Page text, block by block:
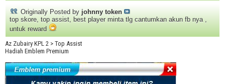
Originally Posted by johnny token
top skore, top assist, best player minta tlg cantumkan akun fb nya ,
untuk reward
Az Zubairy KPL 2 > Top Assist
Hadiah Emblem Premium